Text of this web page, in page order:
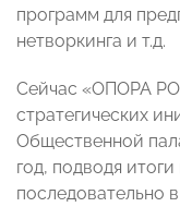
программ для
нетворкинга и т.д.
Сейчас «ОПОРА
стратегических
Общественной
год, подводя
последовательно